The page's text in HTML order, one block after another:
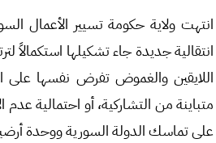
انتقالية جديدة جاء تشكيلها استكمالاً
اللايقين والغموض تفرض نفسها على
متباينة من التشاركية، أو احتمالية
على تماسك الدولة السورية ووحدة